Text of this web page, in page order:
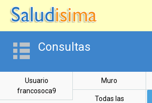
Consultas
Usuario
francosoca9
Muro
Todas las